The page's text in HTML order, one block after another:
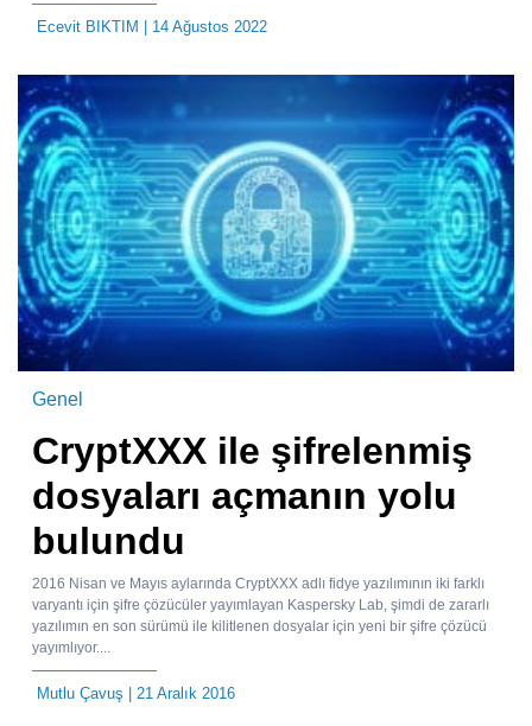
Ecevit BIKTIM | 14 Ağustos 2022
Genel
CryptXXX ile şifrelenmiş
dosyaları açmanın yolu
bulundu
2016 Nisan ve Mayıs aylarında CryptXXX adlı fidye yazılımının iki farklı
varyantı için şifre çözücüler yayımlayan Kaspersky Lab, şimdi de zararlı
yazılımın en son sürümü ile kilitlenen dosyalar için yeni bir şifre çözücü
yayımlıyor....
Mutlu Çavuş | 21 Aralık 2016